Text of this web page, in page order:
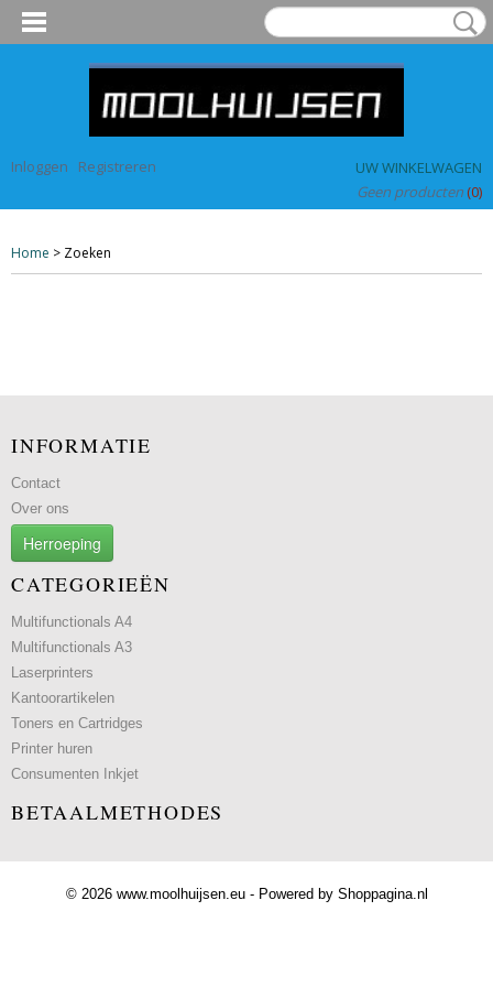
Inloggen Registreren
UW WINKELWAGEN
Geen producten(0)
Home > Zoeken
INFORMATIE
Contact
Over ons
Herroeping
CATEGORIEËN
Multifunctionals A4
Multifunctionals A3
Laserprinters
Kantoorartikelen
Toners en Cartridges
Printer huren
Consumenten Inkjet
BETAALMETHODES
© 2026 www.moolhuijsen.eu - Powered by Shoppagina.nl